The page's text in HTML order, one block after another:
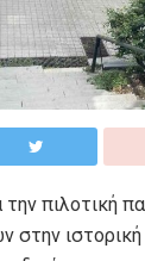
πιλοτική
στην ιστορική